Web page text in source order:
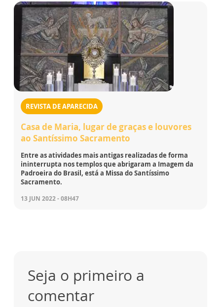
REVISTA DE APARECIDA
Casa de Maria, lugar de graças e louvores
ao Santíssimo Sacramento
Entre as atividades mais antigas realizadas de forma
ininterrupta nos templos que abrigaram a Imagem da
Padroeira do Brasil, está a Missa do Santíssimo
Sacramento.
13 JUN 2022 - 08H47
Seja o primeiro a
comentar